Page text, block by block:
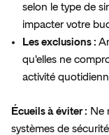
selon le type de
impacter votre
Les exclusions :
qu'elles ne
activité
Écueils à éviter : Ne
systèmes de